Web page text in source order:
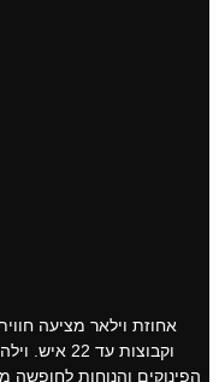
אחוזת וילאר מציעה
וקבוצות עד
הפינוקים והנוחות לחופשה